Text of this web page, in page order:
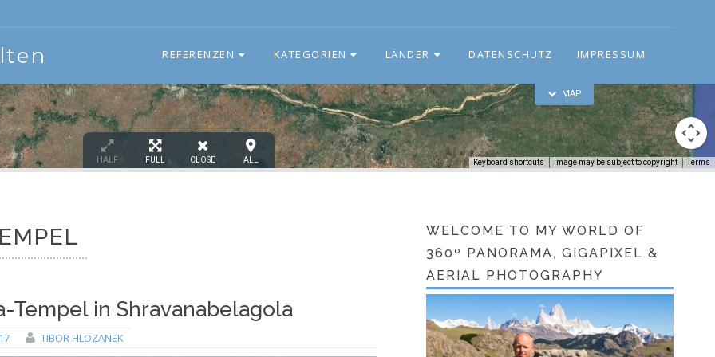
REFERENZEN KATEGORIEN LÄNDER DATENSCHUTZ IMPRESSUM
MAP
Keyboard shortcuts Image may be subject to copyright Terms
HALF FULL CLOSE ALL
Tempel in Shravanabelagola
TIBOR HLOZANEK
WELCOME TO MY WORLD OF
360º PANORAMA, GIGAPIXEL &
AERIAL PHOTOGRAPHY